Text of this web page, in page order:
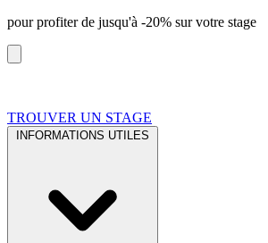
pour profiter de jusqu'à -20% sur votre stage
TROUVER UN STAGE
INFORMATIONS UTILES